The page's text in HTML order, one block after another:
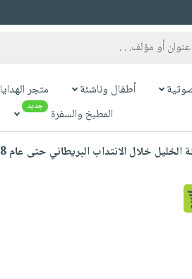
أطفال وناشئة متجر الهدايا
المطبخ والسفرة جديد
خلال الانتداب البريطاني حتى عام 1948